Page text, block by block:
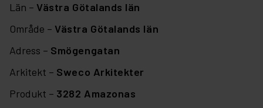
Län – Västra Götalands län
Område – Västra Götalands län
Adress – Smögengatan
Arkitekt – Sweco Arkitekter
Produkt – 3282 Amazonas